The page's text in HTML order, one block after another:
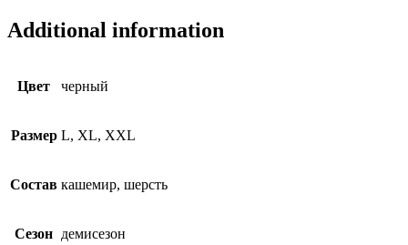
Additional information
Цвет черный
Размер L, XL, XXL
Состав кашемир, шерсть
Сезон демисезон